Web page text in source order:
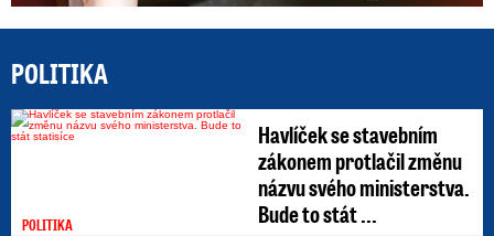
POLITIKA
POLITIKA
Havlíček se stavebním
zákonem protlačil změnu
názvu svého ministerstva.
Bude to stát ...